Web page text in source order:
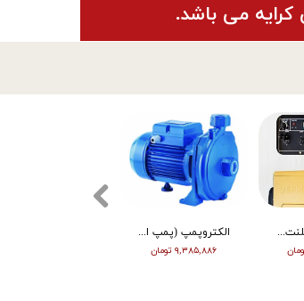
می باشد.
الکتروپمپ (پمپ اب ) ویگو بشقابی 0/5 اسب پروانه پلاستیک CPM130
۹,۳۸۵,۸۸۶ تومان
موتور برق سایلنت ورما گازوییلی 7 کیلووات VM9700T